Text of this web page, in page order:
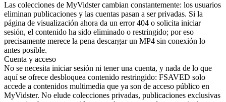
Las colecciones de MyVidster cambian constantemente: los usuarios
eliminan publicaciones y las cuentas pasan a ser privadas. Si la
página de visualización ahora da un error 404 o solicita iniciar
sesión, el contenido ha sido eliminado o restringido; por eso
precisamente merece la pena descargar un MP4 sin conexión lo
antes posible.
Cuenta y acceso
No se necesita iniciar sesión ni tener una cuenta, y nada de lo que
aquí se ofrece desbloquea contenido restringido: FSAVED solo
accede a contenidos multimedia que ya son de acceso público en
MyVidster. No elude colecciones privadas, publicaciones exclusivas